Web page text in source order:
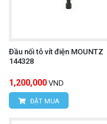
Đầu nối tô vít điện MOUNTZ
144328
1,200,000 VND
ĐẶT MUA